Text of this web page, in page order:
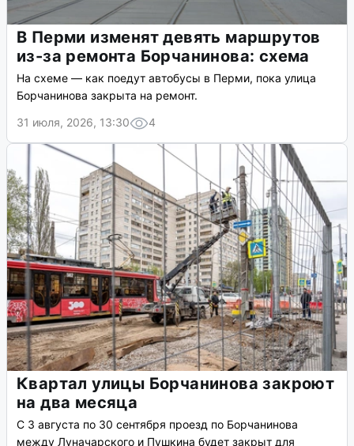
В Перми изменят девять маршрутов
из-за ремонта Борчанинова: схема
На схеме — как поедут автобусы в Перми, пока улица
Борчанинова закрыта на ремонт.
31 июля, 2026, 13:30
4
Квартал улицы Борчанинова закроют
на два месяца
С 3 августа по 30 сентября проезд по Борчанинова
между Луначарского и Пушкина будет закрыт для